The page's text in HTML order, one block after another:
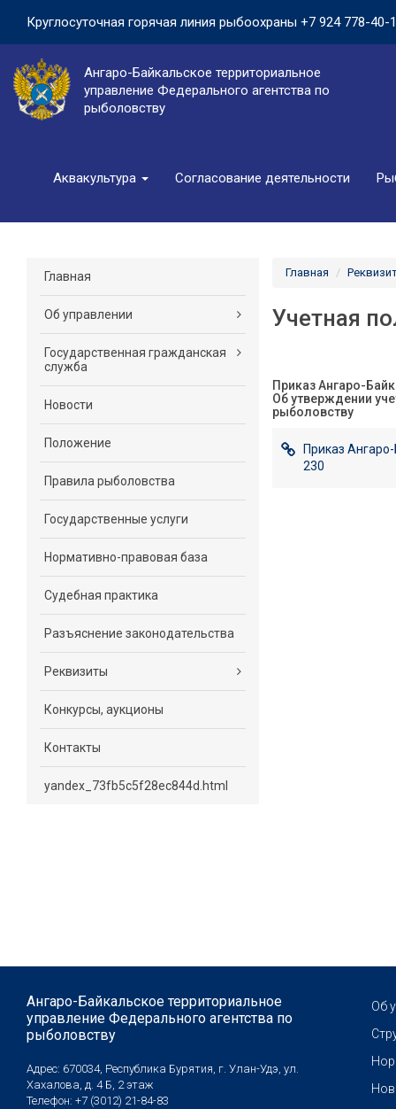
Круглосуточная горячая линия рыбоохраны +7 924 778-40-
Ангаро-Байкальское территориальное
управление Федерального агентства по
рыболовству
Аквакультура Согласование деятельности
Главная
Об управлении
Государственная гражданская
служба
Новости
Положение
Правила рыболовства
Государственные услуги
Нормативно-правовая база
Судебная практика
Разъяснение законодательства
Реквизиты
Конкурсы, аукционы
Контакты
yandex_73fb5c5f28ec844d.html
Главная
Учетная
Приказ Ангаро-
Об утверждении
рыболовству
Приказ
230
Ангаро-Байкальское территориальное
управление Федерального агентства по
рыболовству
Адрес: 670034, Республика Бурятия, г. Улан-Удэ, ул.
Хахалова, д. 4 Б, 2 этаж
Телефон: +7 (3012) 21-84-83
Об